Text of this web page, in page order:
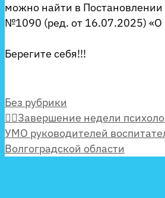
можно найти в
№1090 (ред. от 16.07.2025)
Берегите себя!!!
Рубрики
Без рубрики
🙇‍♂️Завершение недели
УМО руководителей
Волгоградской области